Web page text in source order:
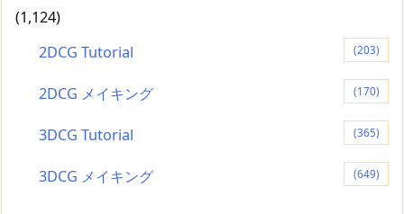
(1,124)
2DCG Tutorial
(203)
2DCG メイキング (170)
3DCG Tutorial (365)
3DCG メイキング (649)